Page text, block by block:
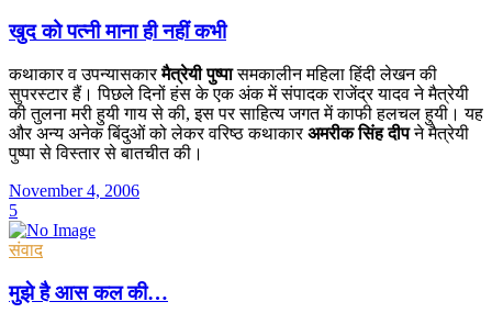
खुद को पत्नी माना ही नहीं कभी
कथाकार व उपन्यासकारमैत्रेयी पुष्पासमकालीन महिला हिंदी लेखन की
सुपरस्टार हैं। पिछले दिनों हंस के एक अंक में संपादक राजेंद्र यादव ने मैत्रेयी
की तुलना मरी हुयी गाय से की, इस पर साहित्य जगत में काफी हलचल हुयी। यह
और अन्य अनेक बिंदुओं को लेकर वरिष्ठ कथाकारअमरीक सिंह दीपने मैत्रेयी
पुष्पा से विस्तार से बातचीत की।
November 4, 2006
5
संवाद
मुझे है आस कल की…